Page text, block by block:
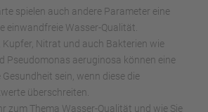
spielen auch andere Parameter eine
einwandfreie Wasser-Qualität.
Kupfer, Nitrat und auch Bakterien wie
Pseudomonas aeruginosa können eine
sein, wenn diese die
überschreiten.
zum Thema Wasser-Qualität und wie Sie